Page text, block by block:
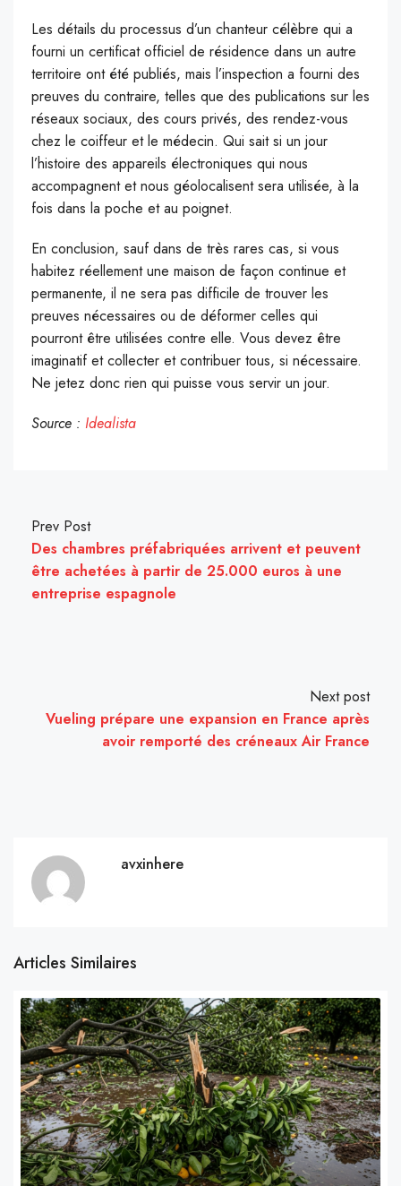
Les détails du processus d’un chanteur célèbre qui a
fourni un certificat officiel de résidence dans un autre
territoire ont été publiés, mais l’inspection a fourni des
preuves du contraire, telles que des publications sur les
réseaux sociaux, des cours privés, des rendez-vous
chez le coiffeur et le médecin. Qui sait si un jour
l’histoire des appareils électroniques qui nous
accompagnent et nous géolocalisent sera utilisée, à la
fois dans la poche et au poignet.
En conclusion, sauf dans de très rares cas, si vous
habitez réellement une maison de façon continue et
permanente, il ne sera pas difficile de trouver les
preuves nécessaires ou de déformer celles qui
pourront être utilisées contre elle. Vous devez être
imaginatif et collecter et contribuer tous, si nécessaire.
Ne jetez donc rien qui puisse vous servir un jour.
Source : Idealista
Prev Post
Des chambres préfabriquées arrivent et peuvent
être achetées à partir de 25.000 euros à une
entreprise espagnole
Next post
Vueling prépare une expansion en France après
avoir remporté des créneaux Air France
avxinhere
Articles Similaires